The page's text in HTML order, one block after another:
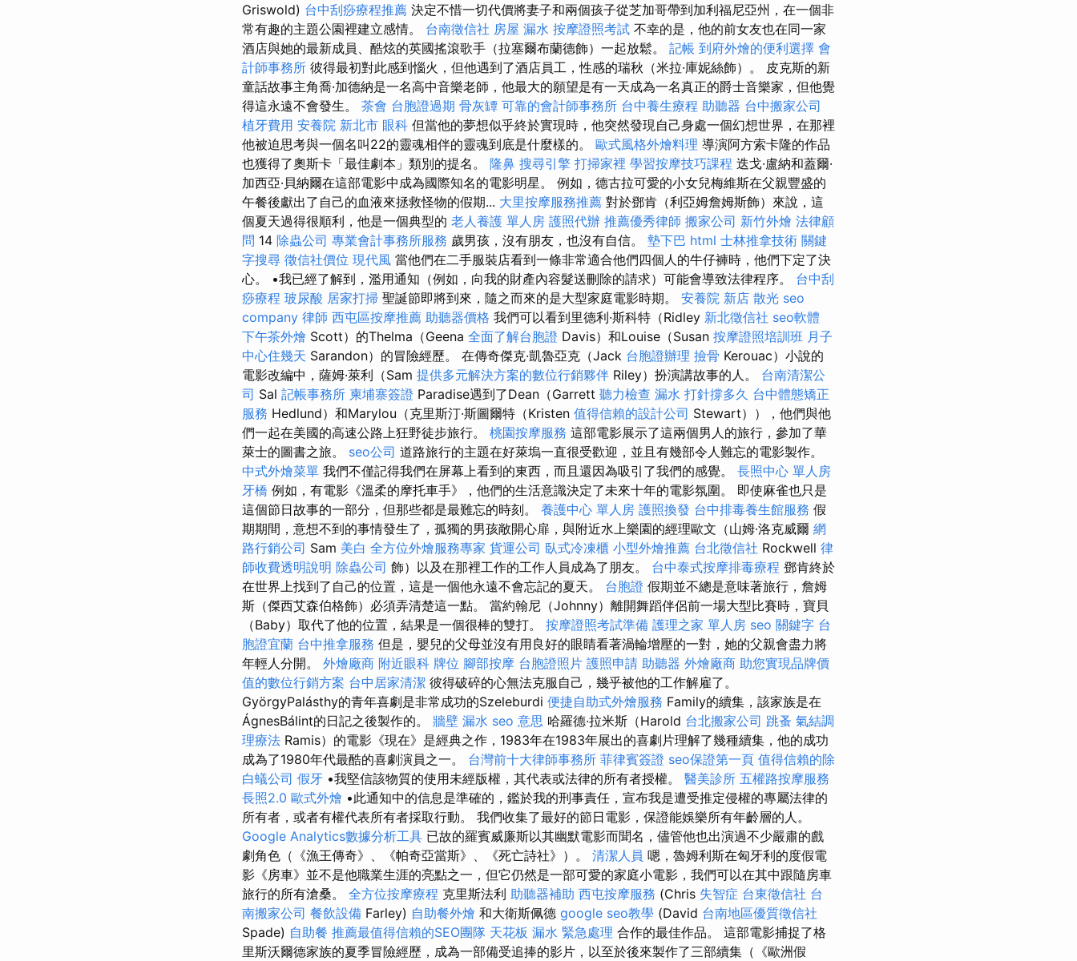
Griswold) 台中刮痧療程推薦 決定不惜一切代價將妻子和兩個孩子從芝加哥帶到加利福尼亞州，在一個非
常有趣的主題公園裡建立感情。 台南徵信社 房屋 漏水 按摩證照考試 不幸的是，他的前女友也在同一家
酒店與她的最新成員、酷炫的英國搖滾歌手（拉塞爾布蘭德飾）一起放鬆。 記帳 到府外燴的便利選擇 會
計師事務所 彼得最初對此感到惱火，但他遇到了酒店員工，性感的瑞秋（米拉·庫妮絲飾）。 皮克斯的新
童話故事主角喬·加德納是一名高中音樂老師，他最大的願望是有一天成為一名真正的爵士音樂家，但他覺
得這永遠不會發生。 茶會 台胞證過期 骨灰罈 可靠的會計師事務所 台中養生療程 助聽器 台中搬家公司
植牙費用 安養院 新北市 眼科 但當他的夢想似乎終於實現時，他突然發現自己身處一個幻想世界，在那裡
他被迫思考與一個名叫22的靈魂相伴的靈魂到底是什麼樣的。 歐式風格外燴料理 導演阿方索卡隆的作品
也獲得了奧斯卡「最佳劇本」類別的提名。 隆鼻 搜尋引擎 打掃家裡 學習按摩技巧課程 迭戈·盧納和蓋爾·
加西亞·貝納爾在這部電影中成為國際知名的電影明星。 例如，德古拉可愛的小女兒梅維斯在父親豐盛的
午餐後獻出了自己的血液來拯救怪物的假期... 大里按摩服務推薦 對於鄧肯（利亞姆詹姆斯飾）來說，這
個夏天過得很順利，他是一個典型的 老人養護 單人房 護照代辦 推薦優秀律師 搬家公司 新竹外燴 法律顧
問 14 除蟲公司 專業會計事務所服務 歲男孩，沒有朋友，也沒有自信。 墊下巴 html 士林推拿技術 關鍵
字搜尋 徵信社價位 現代風 當他們在二手服裝店看到一條非常適合他們四個人的牛仔褲時，他們下定了決
心。 •我已經了解到，濫用通知（例如，向我的財產內容髮送刪除的請求）可能會導致法律程序。 台中刮
痧療程 玻尿酸 居家打掃 聖誕節即將到來，隨之而來的是大型家庭電影時期。 安養院 新店 散光 seo
company 律師 西屯區按摩推薦 助聽器價格 我們可以看到里德利·斯科特（Ridley 新北徵信社 seo軟體
下午茶外燴 Scott）的Thelma（Geena 全面了解台胞證 Davis）和Louise（Susan 按摩證照培訓班 月子
中心住幾天 Sarandon）的冒險經歷。 在傳奇傑克·凱魯亞克（Jack 台胞證辦理 撿骨 Kerouac）小說的
電影改編中，薩姆·萊利（Sam 提供多元解決方案的數位行銷夥伴 Riley）扮演講故事的人。 台南清潔公
司 Sal 記帳事務所 柬埔寨簽證 Paradise遇到了Dean（Garrett 聽力檢查 漏水 打針撐多久 台中體態矯正
服務 Hedlund）和Marylou（克里斯汀·斯圖爾特（Kristen 值得信賴的設計公司 Stewart）），他們與他
們一起在美國的高速公路上狂野徒步旅行。 桃園按摩服務 這部電影展示了這兩個男人的旅行，參加了華
萊士的圖書之旅。 seo公司 道路旅行的主題在好萊塢一直很受歡迎，並且有幾部令人難忘的電影製作。
中式外燴菜單 我們不僅記得我們在屏幕上看到的東西，而且還因為吸引了我們的感覺。 長照中心 單人房
牙橋 例如，有電影《溫柔的摩托車手》，他們的生活意識決定了未來十年的電影氛圍。 即使麻雀也只是
這個節日故事的一部分，但那些都是最難忘的時刻。 養護中心 單人房 護照換發 台中排毒養生館服務 假
期期間，意想不到的事情發生了，孤獨的男孩敞開心扉，與附近水上樂園的經理歐文（山姆·洛克威爾 網
路行銷公司 Sam 美白 全方位外燴服務專家 貨運公司 臥式冷凍櫃 小型外燴推薦 台北徵信社 Rockwell 律
師收費透明說明 除蟲公司 飾）以及在那裡工作的工作人員成為了朋友。 台中泰式按摩排毒療程 鄧肯終於
在世界上找到了自己的位置，這是一個他永遠不會忘記的夏天。 台胞證 假期並不總是意味著旅行，詹姆
斯（傑西艾森伯格飾）必須弄清楚這一點。 當約翰尼（Johnny）離開舞蹈伴侶前一場大型比賽時，寶貝
（Baby）取代了他的位置，結果是一個很棒的雙打。 按摩證照考試準備 護理之家 單人房 seo 關鍵字 台
胞證宜蘭 台中推拿服務 但是，嬰兒的父母並沒有用良好的眼睛看著渦輪增壓的一對，她的父親會盡力將
年輕人分開。 外燴廠商 附近眼科 牌位 腳部按摩 台胞證照片 護照申請 助聽器 外燴廠商 助您實現品牌價
值的數位行銷方案 台中居家清潔 彼得破碎的心無法克服自己，幾乎被他的工作解雇了。
GyörgyPalásthy的青年喜劇是非常成功的Szeleburdi 便捷自助式外燴服務 Family的續集，該家族是在
ÁgnesBálint的日記之後製作的。 牆壁 漏水 seo 意思 哈羅德·拉米斯（Harold 台北搬家公司 跳蚤 氣結調
理療法 Ramis）的電影《現在》是經典之作，1983年在1983年展出的喜劇片理解了幾種續集，他的成功
成為了1980年代最酷的喜劇演員之一。 台灣前十大律師事務所 菲律賓簽證 seo保證第一頁 值得信賴的除
白蟻公司 假牙 •我堅信該物質的使用未經版權，其代表或法律的所有者授權。 醫美診所 五權路按摩服務
長照2.0 歐式外燴 •此通知中的信息是準確的，鑑於我的刑事責任，宣布我是遭受推定侵權的專屬法律的
所有者，或者有權代表所有者採取行動。 我們收集了最好的節日電影，保證能娛樂所有年齡層的人。
Google Analytics數據分析工具 已故的羅賓威廉斯以其幽默電影而聞名，儘管他也出演過不少嚴肅的戲
劇角色（《漁王傳奇》、《帕奇亞當斯》、《死亡詩社》）。 清潔人員 嗯，魯姆利斯在匈牙利的度假電
影《房車》並不是他職業生涯的亮點之一，但它仍然是一部可愛的家庭小電影，我們可以在其中跟隨房車
旅行的所有滄桑。 全方位按摩療程 克里斯法利 助聽器補助 西屯按摩服務 (Chris 失智症 台東徵信社 台
南搬家公司 餐飲設備 Farley) 自助餐外燴 和大衛斯佩德 google seo教學 (David 台南地區優質徵信社
Spade) 自助餐 推薦最值得信賴的SEO團隊 天花板 漏水 緊急處理 合作的最佳作品。 這部電影捕捉了格
里斯沃爾德家族的夏季冒險經歷，成為一部備受追捧的影片，以至於後來製作了三部續集（《歐洲假